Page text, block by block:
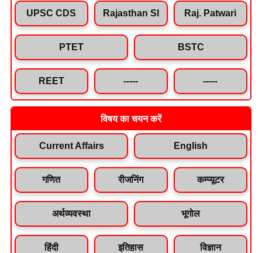
UPSC CDS Rajasthan SI Raj. Patwari
PTET BSTC
REET ----- -----
विषय का चयन करें
Current Affairs English
गणित रीजनिंग कम्प्यूटर
अर्थव्यवस्था भूगोल
हिंदी इतिहास विज्ञान